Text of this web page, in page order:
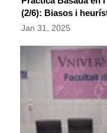
(2/6): Biasos i
Jan 31, 2025